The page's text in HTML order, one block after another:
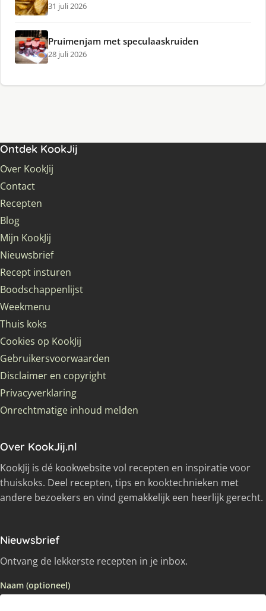
31 juli 2026
Pruimenjam met speculaaskruiden
28 juli 2026
Ontdek KookJij
Over KookJij
Contact
Recepten
Blog
Mijn KookJij
Nieuwsbrief
Recept insturen
Boodschappenlijst
Weekmenu
Thuis koks
Cookies op KookJij
Gebruikersvoorwaarden
Disclaimer en copyright
Privacyverklaring
Onrechtmatige inhoud melden
Over KookJij.nl
KookJij is dé kookwebsite vol recepten en inspiratie voor
thuiskoks. Deel recepten, tips en kooktechnieken met
andere bezoekers en vind gemakkelijk een heerlijk gerecht.
Nieuwsbrief
Ontvang de lekkerste recepten in je inbox.
Naam (optioneel)